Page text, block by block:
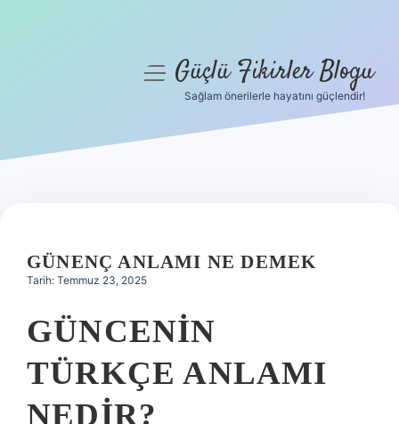
Hakkımızda
menüyüGüçlü Fikirler Blogu
Sağlam önerilerle hayatını güçlendir!
GÜNENÇ ANLAMI NE DEMEK
Tarih: Temmuz 23, 2025
GÜNCENIN
TÜRKÇE ANLAMI
NEDIR?